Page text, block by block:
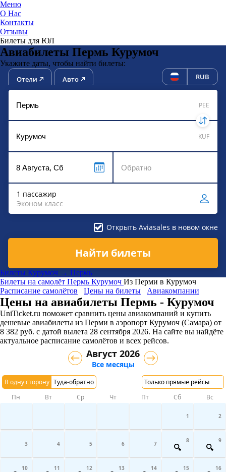
Меню
О Нас
Контакты
Отзывы
Билеты для ЮЛ
Авиабилеты Пермь Курумоч
Укажите даты, чтобы найти билеты:
Отели Авто RUB
PEE
KUF
1 пассажир
Эконом класс
Открыть Aviasales в новом окне
Найти билеты
Билеты Курумоч → Пермь
Билеты на самолёт Пермь Курумоч Из Перми в Курумоч
Расписание самолётов
Цены на билеты Авиакомпании
Цены на авиабилеты Пермь - Курумоч
UniTicket.ru поможет сравнить цены авиакомпаний и купить
дешевые авиабилеты из Перми в аэропорт Курумоч (Самара) от
8 382 руб. с датой вылета 28 сентября 2026. На сайте вы найдёте
актуальное расписание самолётов и всех рейсов.
В одну сторону Туда-обратно Только прямые рейсы
Август 2026
Все месяцы
Пн Вт Ср Чт Пт Сб Вс
1 2
3 4 5 6 7 8 9
10 11 12 13 14 15 16